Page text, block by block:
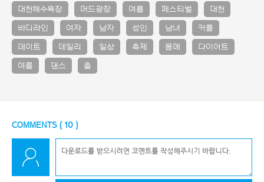
대천해수욕장 머드광장 여름 페스티벌 대천
바디라인 여자 남자 성인 남녀 커플
데이트 데일리 일상 축제 몸매 다이어트
여름 댄스 춤
COMMENTS ( 10 )